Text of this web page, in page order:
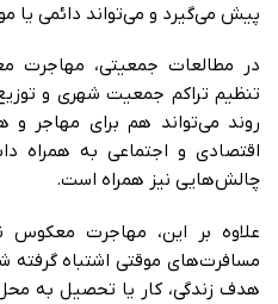
پیش می‌گیرد و می‌تواند دائمی یا
در مطالعات جمعیتی، مهاجرت
تنظیم تراکم جمعیت شهری و
روند می‌تواند هم برای مهاجر
اقتصادی و اجتماعی به همراه
چالش‌هایی نیز همراه است.
علاوه بر این، مهاجرت معکوس
مسافرت‌های موقتی اشتباه گرفته
هدف زندگی، کار یا تحصیل به